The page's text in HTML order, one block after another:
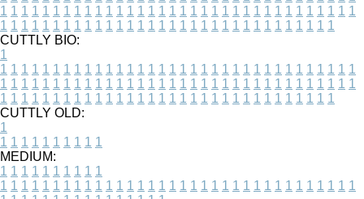
1 1 1 1 1 1 1 1 1 1 1 1 1 1 1 1 1 1 1 1 1 1 1 1 1 1 1 1 1 1 1 1 1 1
1 1 1 1 1 1 1 1 1 1 1 1 1 1 1 1 1 1 1 1 1 1 1 1 1 1 1 1 1 1 1 1
CUTTLY BIO:
1
1 1 1 1 1 1 1 1 1 1 1 1 1 1 1 1 1 1 1 1 1 1 1 1 1 1 1 1 1 1 1 1 1 1
1 1 1 1 1 1 1 1 1 1 1 1 1 1 1 1 1 1 1 1 1 1 1 1 1 1 1 1 1 1 1 1 1 1
1 1 1 1 1 1 1 1 1 1 1 1 1 1 1 1 1 1 1 1 1 1 1 1 1 1 1 1 1 1 1 1
CUTTLY OLD:
1
1 1 1 1 1 1 1 1 1 1
MEDIUM:
1 1 1 1 1 1 1 1 1 1
1 1 1 1 1 1 1 1 1 1 1 1 1 1 1 1 1 1 1 1 1 1 1 1 1 1 1 1 1 1 1 1 1 1